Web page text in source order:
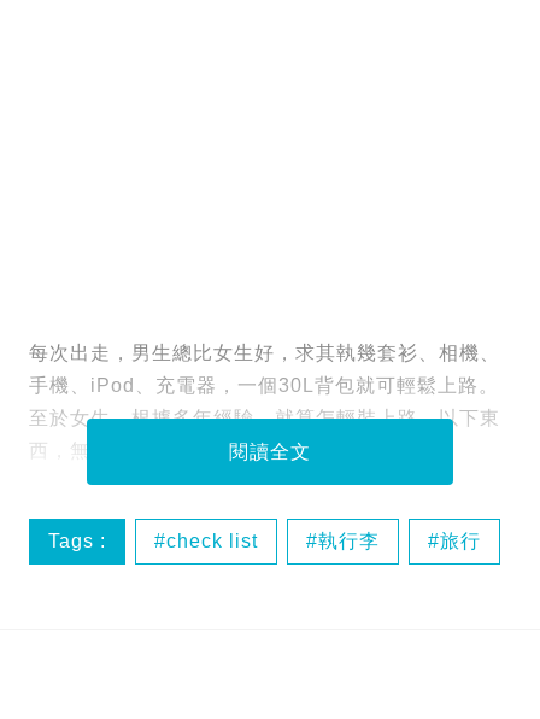
每次出走，男生總比女生好，求其執幾套衫、相機、
手機、iPod、充電器，一個30L背包就可輕鬆上路。
至於女生，根據多年經驗，就算怎輕裝上路，以下東
西，無論多三尖八角，還是要帶的⋯⋯
閱讀全文
Tags : check list 執行李 旅行